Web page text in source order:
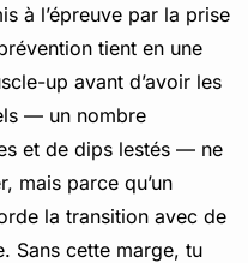
à l’épreuve par la prise
tient en une
up avant d’avoir les
— un nombre
et de dips lestés — ne
mais parce qu’un
la transition avec de
Sans cette marge, tu